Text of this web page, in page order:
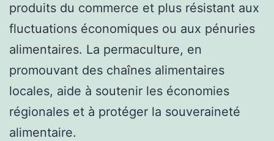
produits du commerce et plus résistant aux
fluctuations économiques ou aux pénuries
alimentaires. La permaculture, en
promouvant des chaînes alimentaires
locales, aide à soutenir les économies
régionales et à protéger la souveraineté
alimentaire.